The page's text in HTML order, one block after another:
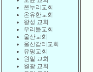
온누리교회
온유한교회
왕성 교회
우리들교회
울산교회
울산감리교회
유평교회
원일 교회
월광 교회